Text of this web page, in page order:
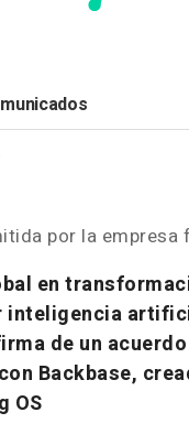
por la empresa
en
inteligencia
de un
Backbase,
OS